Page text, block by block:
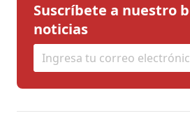
Suscríbete a nuestro
noticias